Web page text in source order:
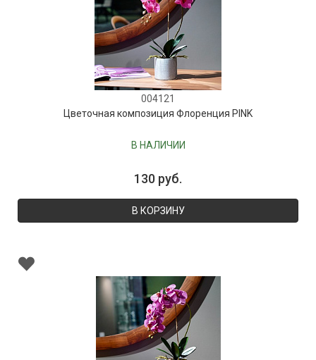
004121
Цветочная композиция Флоренция PINK
В НАЛИЧИИ
130 руб.
В КОРЗИНУ